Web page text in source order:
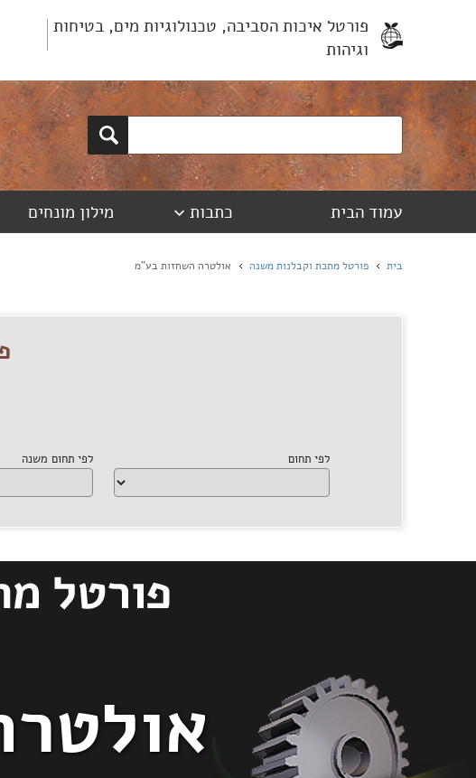
פורטל איכות הסביבה, טכנולוגיות מים, בטיחות
וגיהות
עמוד הבית כתבות מילון מונחים
בית פורטל מתכת וקבלנות משנה אולטרה השחזות בע"מ
לפי תחום לפי תחום משנה